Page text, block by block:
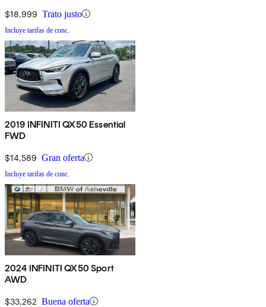
$18,999 Trato justo
Incluye tarifas de conc.
2019 INFINITI QX50 Essential
FWD
$14,589 Gran oferta
Incluye tarifas de conc.
2024 INFINITI QX50 Sport
AWD
$33,262 Buena oferta